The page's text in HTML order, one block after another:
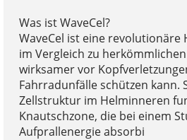
Was ist WaveCel?
WaveCel ist eine revolutionäre
im Vergleich zu
wirksamer vor
Fahrradunfälle schützen kann.
Zellstruktur im Helminneren
Knautschzone, die bei einem
Aufprallenergie absorbi